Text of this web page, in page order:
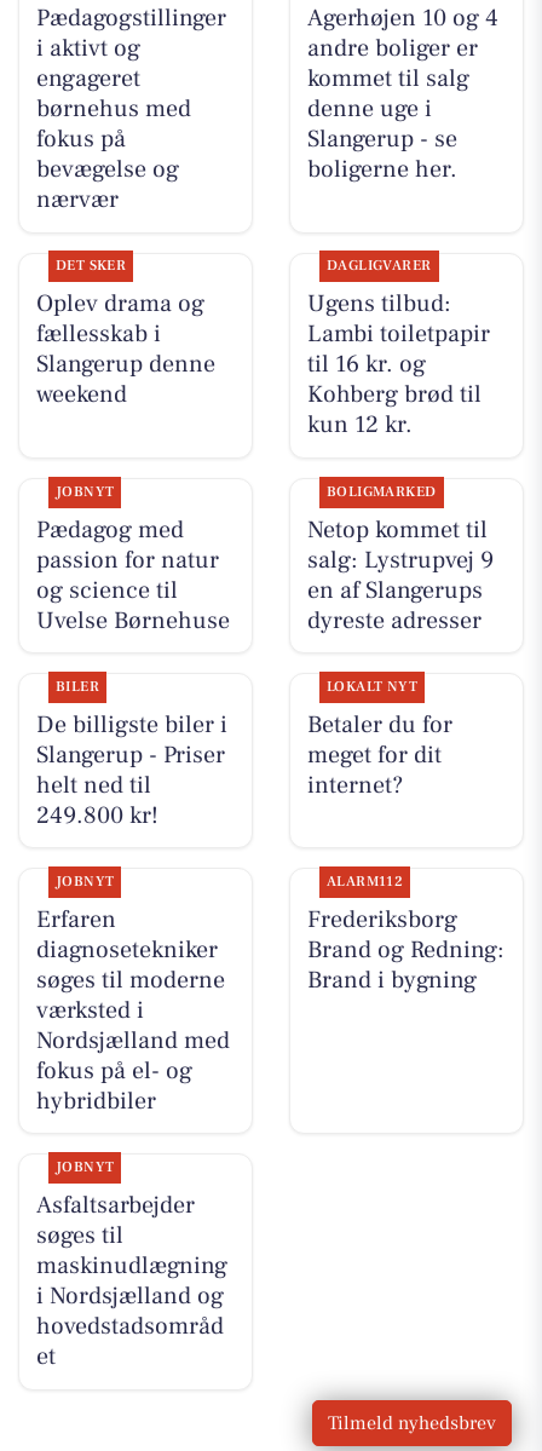
Pædagogstillinger
i aktivt og
engageret
børnehus med
fokus på
bevægelse og
nærvær
Agerhøjen 10 og 4
andre boliger er
kommet til salg
denne uge i
Slangerup - se
boligerne her.
DET SKER
Oplev drama og
fællesskab i
Slangerup denne
weekend
DAGLIGVARER
Ugens tilbud:
Lambi toiletpapir
til 16 kr. og
Kohberg brød til
kun 12 kr.
JOBNYT
Pædagog med
passion for natur
og science til
Uvelse Børnehuse
BOLIGMARKED
Netop kommet til
salg: Lystrupvej 9
en af Slangerups
dyreste adresser
BILER
De billigste biler i
Slangerup - Priser
helt ned til
249.800 kr!
LOKALT NYT
Betaler du for
meget for dit
internet?
JOBNYT
Erfaren
diagnosetekniker
søges til moderne
værksted i
Nordsjælland med
fokus på el- og
hybridbiler‍‍‍‍‍‍‍‍‍‍‍‍‍‍‍‍‍‍‍‍‍‍‍‍‍‍‍‍‍‍‍‍‍‍‍‍‍‍‍
ALARM112
Frederiksborg
Brand og Redning:
Brand i bygning
JOBNYT
Asfaltsarbejder
søges til
maskinudlægning
i Nordsjælland og
hovedstadsområd
et
Tilmeld nyhedsbrev